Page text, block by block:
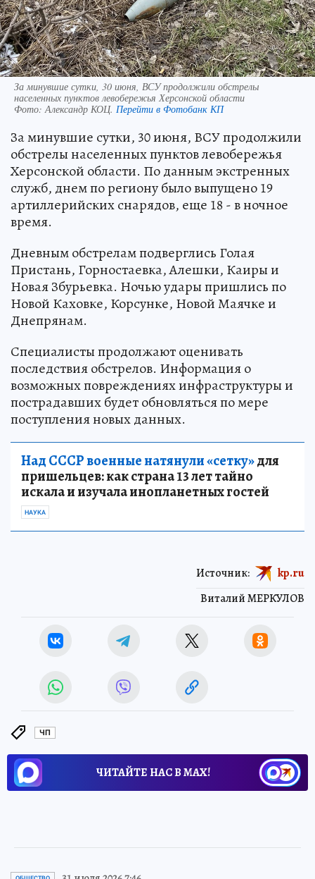
За минувшие сутки, 30 июня, ВСУ продолжили обстрелы
населенных пунктов левобережья Херсонской области
Фото: Александр КОЦ. Перейти в Фотобанк КП
За минувшие сутки, 30 июня, ВСУ продолжили
обстрелы населенных пунктов левобережья
Херсонской области. По данным экстренных
служб, днем по региону было выпущено 19
артиллерийских снарядов, еще 18 - в ночное
время.
Дневным обстрелам подверглись Голая
Пристань, Горностаевка, Алешки, Каиры и
Новая Збурьевка. Ночью удары пришлись по
Новой Каховке, Корсунке, Новой Маячке и
Днепрянам.
Специалисты продолжают оценивать
последствия обстрелов. Информация о
возможных повреждениях инфраструктуры и
пострадавших будет обновляться по мере
поступления новых данных.
Над СССР военные натянули «сетку»для
пришельцев: как страна 13 лет тайно
искала и изучала инопланетных гостей
НАУКА
Виталий МЕРКУЛОВ
Источник: kp.ru
ЧП
ЧИТАЙТЕ НАС В МАХ!